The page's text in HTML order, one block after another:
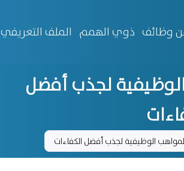
وظائف ذوي الهمم الملف التعريفي
لجذب أفضل
الوظيفية لجذب أفضل الكفاءات